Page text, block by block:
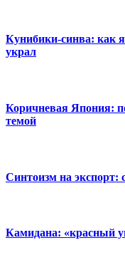
Кунибики-синва: как
украл
Коричневая Япония:
темой
Синтоизм на экспорт:
Камидана: «красный